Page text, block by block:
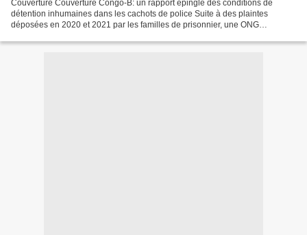
Couverture Couverture Congo-B: un rapport épingle des conditions de
détention inhumaines dans les cachots de police Suite à des plaintes
déposées en 2020 et 2021 par les familles de prisonnier, une ONG